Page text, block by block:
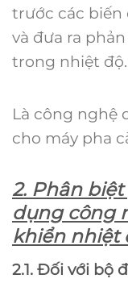
trước các biến
và đưa ra
trong nhiệt độ.
Là công nghệ
cho máy pha
2. Phân
dụng công
khiển nhiệt
2.1. Đối với bộ